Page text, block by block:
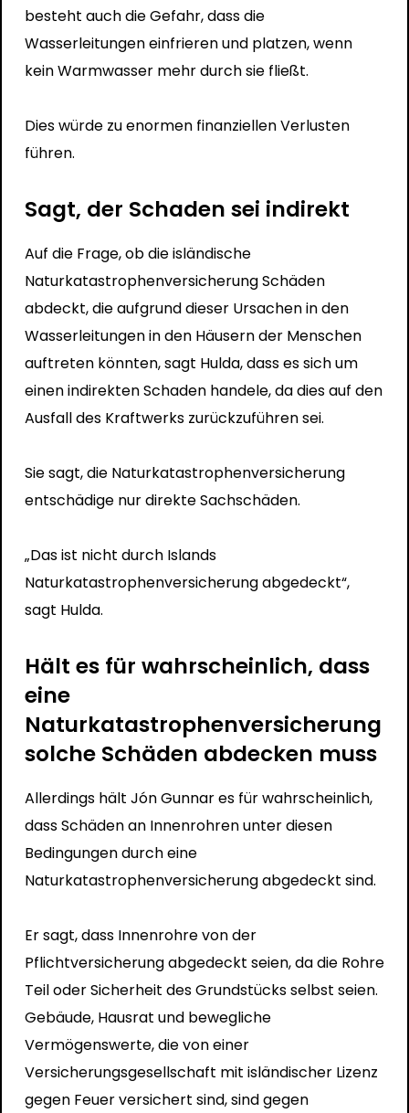
besteht auch die Gefahr, dass die
Wasserleitungen einfrieren und platzen, wenn
kein Warmwasser mehr durch sie fließt.
Dies würde zu enormen finanziellen Verlusten
führen.
Sagt, der Schaden sei indirekt
Auf die Frage, ob die isländische
Naturkatastrophenversicherung Schäden
abdeckt, die aufgrund dieser Ursachen in den
Wasserleitungen in den Häusern der Menschen
auftreten könnten, sagt Hulda, dass es sich um
einen indirekten Schaden handele, da dies auf den
Ausfall des Kraftwerks zurückzuführen sei.
Sie sagt, die Naturkatastrophenversicherung
entschädige nur direkte Sachschäden.
„Das ist nicht durch Islands
Naturkatastrophenversicherung abgedeckt“,
sagt Hulda.
Hält es für wahrscheinlich, dass
eine
Naturkatastrophenversicherung
solche Schäden abdecken muss
Allerdings hält Jón Gunnar es für wahrscheinlich,
dass Schäden an Innenrohren unter diesen
Bedingungen durch eine
Naturkatastrophenversicherung abgedeckt sind.
Er sagt, dass Innenrohre von der
Pflichtversicherung abgedeckt seien, da die Rohre
Teil oder Sicherheit des Grundstücks selbst seien.
Gebäude, Hausrat und bewegliche
Vermögenswerte, die von einer
Versicherungsgesellschaft mit isländischer Lizenz
gegen Feuer versichert sind, sind gegen